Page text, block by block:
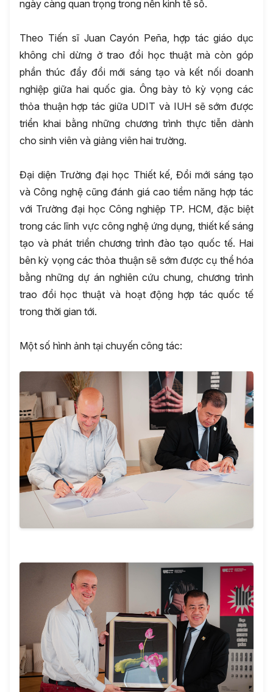
ngày càng quan trọng trong nền kinh tế số.
Theo Tiến sĩ Juan Cayón Peña, hợp tác giáo dục
không chỉ dừng ở trao đổi học thuật mà còn góp
phần thúc đẩy đổi mới sáng tạo và kết nối doanh
nghiệp giữa hai quốc gia. Ông bày tỏ kỳ vọng các
thỏa thuận hợp tác giữa UDIT và IUH sẽ sớm được
triển khai bằng những chương trình thực tiễn dành
cho sinh viên và giảng viên hai trường.
Đại diện Trường đại học Thiết kế, Đổi mới sáng tạo
và Công nghệ cũng đánh giá cao tiềm năng hợp tác
với Trường đại học Công nghiệp TP. HCM, đặc biệt
trong các lĩnh vực công nghệ ứng dụng, thiết kế sáng
tạo và phát triển chương trình đào tạo quốc tế. Hai
bên kỳ vọng các thỏa thuận sẽ sớm được cụ thể hóa
bằng những dự án nghiên cứu chung, chương trình
trao đổi học thuật và hoạt động hợp tác quốc tế
trong thời gian tới.
Một số hình ảnh tại chuyến công tác: